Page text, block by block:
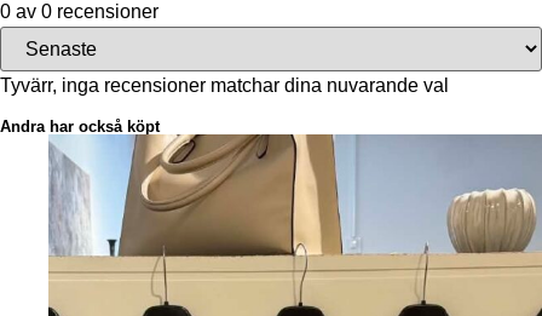
0 av 0 recensioner
Tyvärr, inga recensioner matchar dina nuvarande val
Andra har också köpt